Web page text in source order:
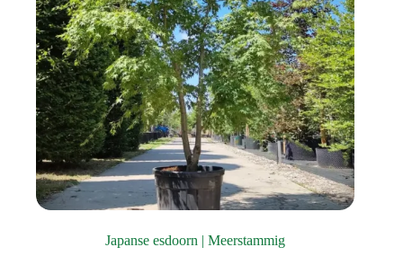
productpagina
Japanse esdoorn | Meerstammig